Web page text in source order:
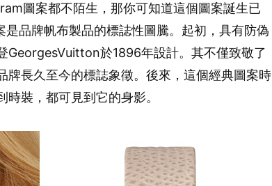
圖案都不陌生，那你可知道這個圖案誕生已
品牌帆布製品的標誌性圖騰。起初，具有防偽
GeorgesVuitton於1896年設計。其不僅致敬了
牌長久至今的標誌象徵。後來，這個經典圖案時
裝，都可見到它的身影。